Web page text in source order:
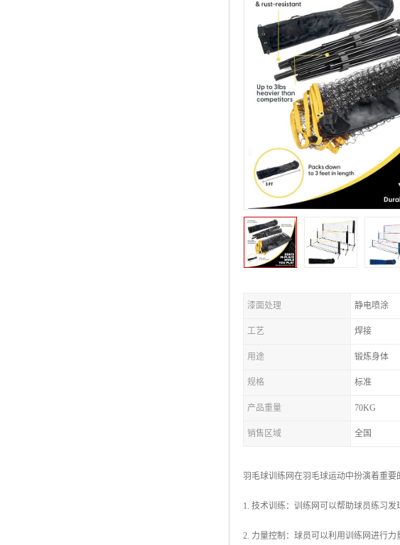
漆面处理 静电喷涂
工艺 焊接
用途 锻炼身体
规格 标准
产品重量 70KG
销售区域 全国
羽毛球训练网在羽毛球运动中扮演着重要
1. 技术训练：训练网可以帮助球员练习
2. 力量控制：球员可以利用训练网进行